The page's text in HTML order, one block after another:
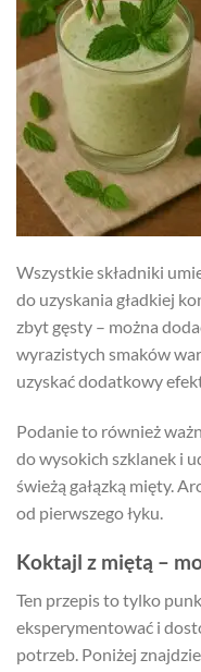
Wszystkie składniki
do uzyskania gładkiej
zbyt gęsty – można
wyrazistych smaków
uzyskać dodatkowy
Podanie to również
do wysokich szklanek i
świeżą gałązką mięty.
od pierwszego łyku.
Koktajl z miętą –
Ten przepis to tylko
eksperymentować i
potrzeb. Poniżej